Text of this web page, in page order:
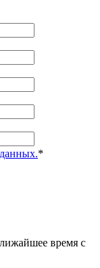
*
время с